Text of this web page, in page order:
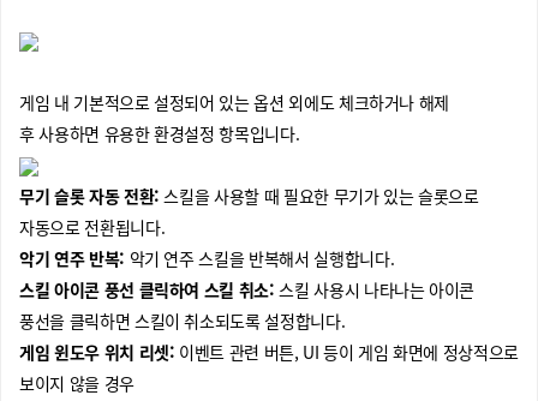
게임 내 기본적으로 설정되어 있는 옵션 외에도 체크하거나 해제
후 사용하면 유용한 환경설정 항목입니다.
무기 슬롯 자동 전환: 스킬을 사용할 때 필요한 무기가 있는 슬롯으로
자동으로 전환됩니다.
악기 연주 반복: 악기 연주 스킬을 반복해서 실행합니다.
스킬 아이콘 풍선 클릭하여 스킬 취소: 스킬 사용시 나타나는 아이콘
풍선을 클릭하면 스킬이 취소되도록 설정합니다.
게임 윈도우 위치 리셋: 이벤트 관련 버튼, UI 등이 게임 화면에 정상적으로
보이지 않을 경우